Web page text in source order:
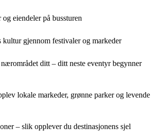
eiendeler på bussturen
kultur gjennom festivaler og markeder
ditt – ditt neste eventyr begynner
lokale markeder, grønne parker og levende
– slik opplever du destinasjonens sjel